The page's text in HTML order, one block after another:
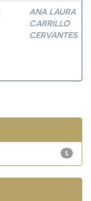
ANA LAURA
CARRILLO
CERVANTES
1